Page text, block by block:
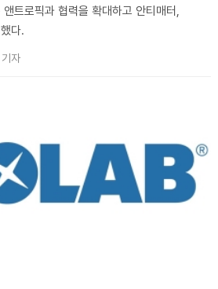
트로픽과 협력을 확대하고 안티매터,
다.
자